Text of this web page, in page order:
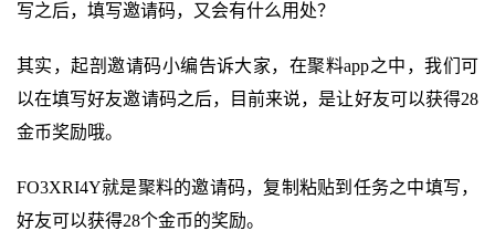
写之后，填写邀请码，又会有什么用处？
其实，起剖邀请码小编告诉大家，在聚料app之中，我们可
以在填写好友邀请码之后，目前来说，是让好友可以获得28
金币奖励哦。
FO3XRI4Y就是聚料的邀请码，复制粘贴到任务之中填写，
好友可以获得28个金币的奖励。